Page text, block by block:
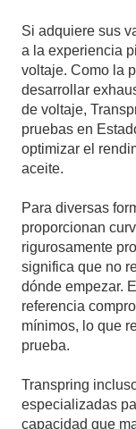
Si adquiere sus
a la experiencia
voltaje. Como la
desarrollar
de voltaje,
pruebas en
optimizar el
aceite.
Para diversas
proporcionan
rigurosamente
significa que no
dónde empezar.
referencia
mínimos, lo que
prueba.
Transpring
especializadas
capacidad que